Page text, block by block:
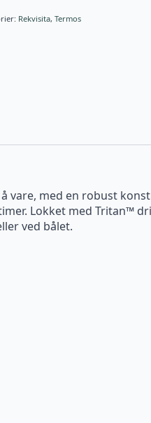
Rekvisita, Termos
vare, med en robust
Lokket med Tritan™
ved bålet.